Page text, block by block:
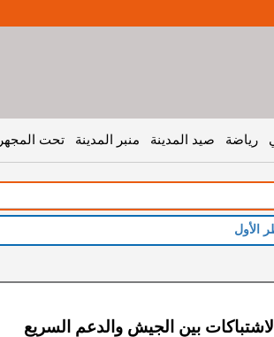
رياضة صيد المدينة منبر المدينة تحت المجهر
الأول
بين الجيش والدعم السريع